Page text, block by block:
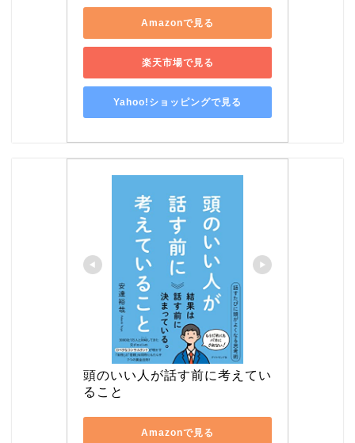
Amazonで見る
楽天市場で見る
Yahoo!ショッピングで見る
頭のいい人が話す前に考えてい
ること
Amazonで見る